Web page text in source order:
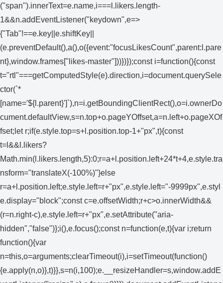
("span").innerText=e.name,i===l.likers.length-
1&&n.addEventListener("keydown",e=>
{"Tab"!==e.key||e.shiftKey||
(e.preventDefault(),a(),o({event:"focusLikesCount",parent:l.pare
nt},window.frames["likes-master"]))})});const i=function(){const
t="rtl"===getComputedStyle(e).direction,i=document.querySele
ctor(`*
[name='${l.parent}']`),n=i.getBoundingClientRect(),o=i.ownerDo
cument.defaultView,s=n.top+o.pageYOffset,a=n.left+o.pageXOf
fset;let r;if(e.style.top=s+l.position.top-1+"px",t){const
t=l&&l.likers?
Math.min(l.likers.length,5):0;r=a+l.position.left+24*t+4,e.style.tra
nsform="translateX(-100%)"}else
r=a+l.position.left;e.style.left=r+"px",e.style.left="-9999px",e.styl
e.display="block";const c=e.offsetWidth;r+c>o.innerWidth&&
(r=n.right-c),e.style.left=r+"px",e.setAttribute("aria-
hidden","false")};i(),e.focus();const n=function(e,t){var i;return
function(){var
n=this,o=arguments;clearTimeout(i),i=setTimeout(function()
{e.apply(n,o)},t)}},s=n(i,100);e.__resizeHandler=s,window.addE